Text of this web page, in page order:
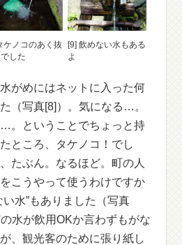
ケノコのあく抜
した
[9] 飲めない水もある
よ
がめにはネットに入った何
（写真[8]）。気になる…。
。ということでちょっと持
ところ、タケノコ！でし
たぶん。なるほど。町の人
こうやって使うわけですか
い水”もありました（写真
水が飲用OKか言わずもがな
、観光客のために張り紙し